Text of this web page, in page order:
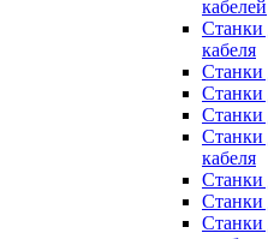
кабелей
Станки
кабеля
Станки
Станки
Станки
Станки
кабеля
Станки
Станки
Станки